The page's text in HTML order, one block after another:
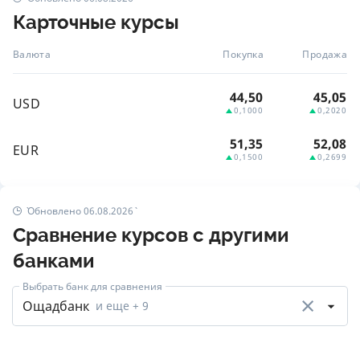
Карточные курсы
Валюта Покупка Продажа
USD 44,50
0,1000
45,05
0,2020
EUR 51,35
0,1500
52,08
0,2699
Обновлено 06.08.2026
Сравнение курсов с другими
банками
Выбрать банк для сравнения
Ощадбанк и еще + 9